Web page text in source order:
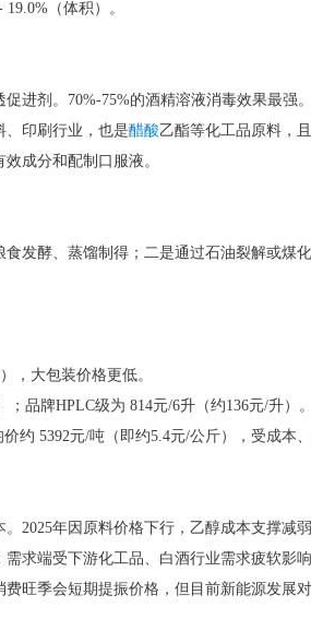
（体积）。
进剂。70%-75%的酒精溶液消毒效果最强。
、印刷行业，也是醋酸乙酯等化工品原料，
成分和配制口服液。
发酵、蒸馏制得；二是通过石油裂解或煤
，大包装价格更低。
品牌HPLC级为 814元/6升（约136元/升）。
约 5392元/吨（即约5.4元/公斤），受成本
2025年因原料价格下行，乙醇成本支撑减弱
求端受下游化工品、白酒行业需求疲软影响
旺季会短期提振价格，但目前新能源发展